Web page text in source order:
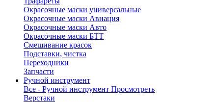
Окрасочные маски универсальные
Окрасочные маски Авиация
Окрасочные маски Авто
Окрасочные маски БТТ
Смешивание красок
Подставки, чистка
Переходники
Запчасти
Ручной инструмент
Все - Ручной инструмент Просмотреть
Верстаки